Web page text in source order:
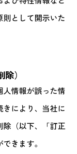
として開示いた
）
情報が誤った情
により、当社に
（以下、「訂正
きます。